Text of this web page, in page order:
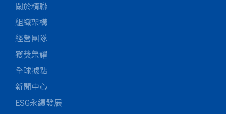
關於精聯
組織架構
經營團隊
獲獎榮耀
全球據點
新聞中心
ESG永續發展